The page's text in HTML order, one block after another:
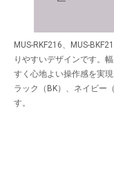
MUS-RKF216、MUS-
りやすいデザインです。
すく心地よい操作感を実
ラック（BK）、ネイビー
す。